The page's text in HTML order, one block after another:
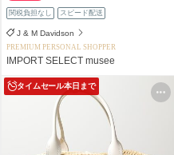
関税負担なし スピード配送
J & M Davidson
PREMIUM PERSONAL SHOPPER
IMPORT SELECT musee
タイムセール本日まで